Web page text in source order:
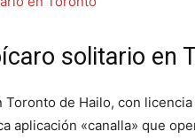
solitario en
de Hailo, con
aplicación «canalla» que